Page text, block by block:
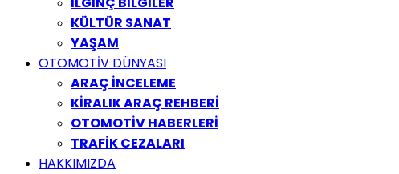
KÜLTÜR SANAT
YAŞAM
OTOMOTİV DÜNYASI
ARAÇ İNCELEME
KİRALIK ARAÇ REHBERİ
OTOMOTİV HABERLERİ
TRAFİK CEZALARI
HAKKIMIZDA